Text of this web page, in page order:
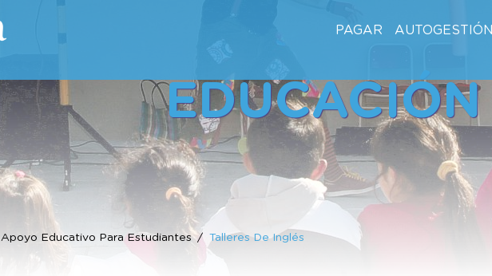
PAGAR AUTOGESTIÓN
EDUCACIÓN
Apoyo Educativo Para Estudiantes Talleres De Inglés